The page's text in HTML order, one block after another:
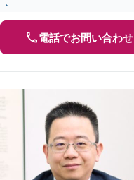
電話でお問い合わせ